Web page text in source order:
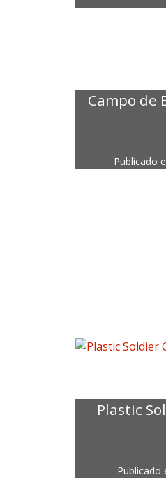
Campo de
Publicado
Plastic
Publicado